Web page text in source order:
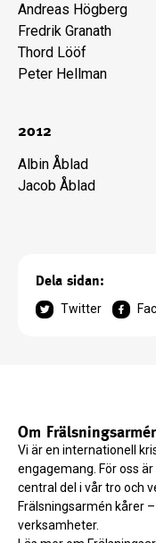
Andreas Högberg
Fredrik Granath
Thord Lööf
Peter Hellman
2012
Albin Åblad
Jacob Åblad
Dela sidan:
Twitter
Om
Vi är en internationell
engagemang. För oss
central del i vår tro och
Frälsningsarmén kårer
verksamheter.